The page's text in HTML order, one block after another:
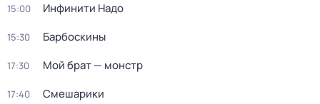
15:00 Инфинити Надо
15:30 Барбоскины
17:30 Мой брат — монстр
17:40 Смешарики